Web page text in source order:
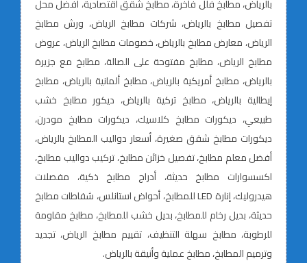
بالرياض، مطابخ فلل فاخرة، مطابخ شقق اقتصادية، أفضل محل
تفصيل مطابخ بالرياض، شركات مطابخ الرياض، ورش مطابخ
الرياض، معارض مطابخ بالرياض، خصومات مطابخ الرياض، عروض
مطابخ الرياض، مطابخ مفتوحة على الصالة، مطابخ مع جزيرة
بالرياض، مطابخ أمريكية بالرياض، مطابخ ألمانية بالرياض، مطابخ
إيطالية بالرياض، مطابخ تركية بالرياض، ديكور مطابخ خشب
طبيعي، ديكورات مطابخ كلاسيك، ديكورات مطابخ مودرن،
ديكورات مطابخ شقق صغيرة، أسعار دواليب المطابخ بالرياض،
أفضل معلم مطابخ، تفصيل خزائن مطابخ، تركيب دواليب مطابخ،
اكسسوارات مطابخ حديثة، أدراج مطابخ ذكية، مفصلات
هيدروليك، إنارة LED للمطابخ، أحواض استانلس، شفاطات مطابخ
حديثة، بديل رخام للمطابخ، بديل خشب للمطابخ، مطابخ مقاومة
للرطوبة، مطابخ سهلة التنظيف، تقييم مطابخ الرياض، تجديد
وترميم المطابخ، مطابخ عملية وأنيقة بالرياض.